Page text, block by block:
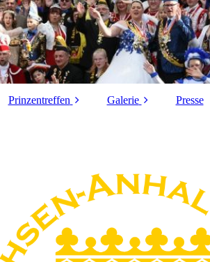
Prinzentreffen
Schönebeck (Elbe)
2023
10.
Jubiläumsprinzentreff
en in Wernigerode
Galerie
Rosenmontag 2016
KLV
Presse